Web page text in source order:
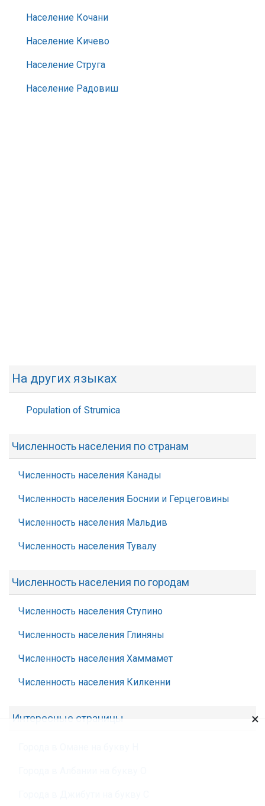
Население Кочани
Население Кичево
Население Струга
Население Радовиш
На других языках
Population of Strumica
Численность населения по странам
Численность населения Канады
Численность населения Боснии и Герцеговины
Численность населения Мальдив
Численность населения Тувалу
Численность населения по городам
Численность населения Ступино
Численность населения Глиняны
Численность населения Хаммамет
Численность населения Килкенни
Интересные страницы ×